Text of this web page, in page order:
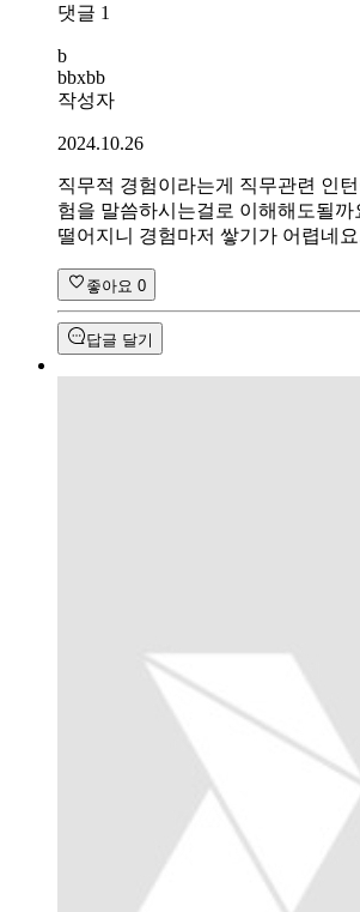
댓글 1
b
bbxbb
작성자
2024.10.26
직무적 경험이라는게 직무관련 인
험을 말씀하시는걸로 이해해도될까
떨어지니 경험마저 쌓기가 어렵네요
좋아요 0
답글 달기